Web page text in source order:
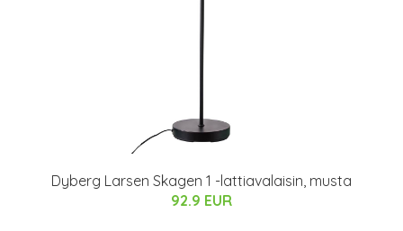
Dyberg Larsen Skagen 1 -lattiavalaisin, musta
92.9 EUR